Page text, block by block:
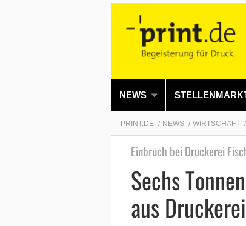
NEWS
PRINT.DE NEWS WIRTSCHAFT
Einbruch bei Druckerei
Sechs
aus